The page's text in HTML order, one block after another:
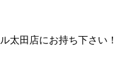
太田店にお持ち下さい！